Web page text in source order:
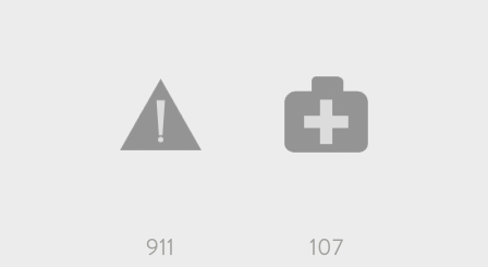
911 107